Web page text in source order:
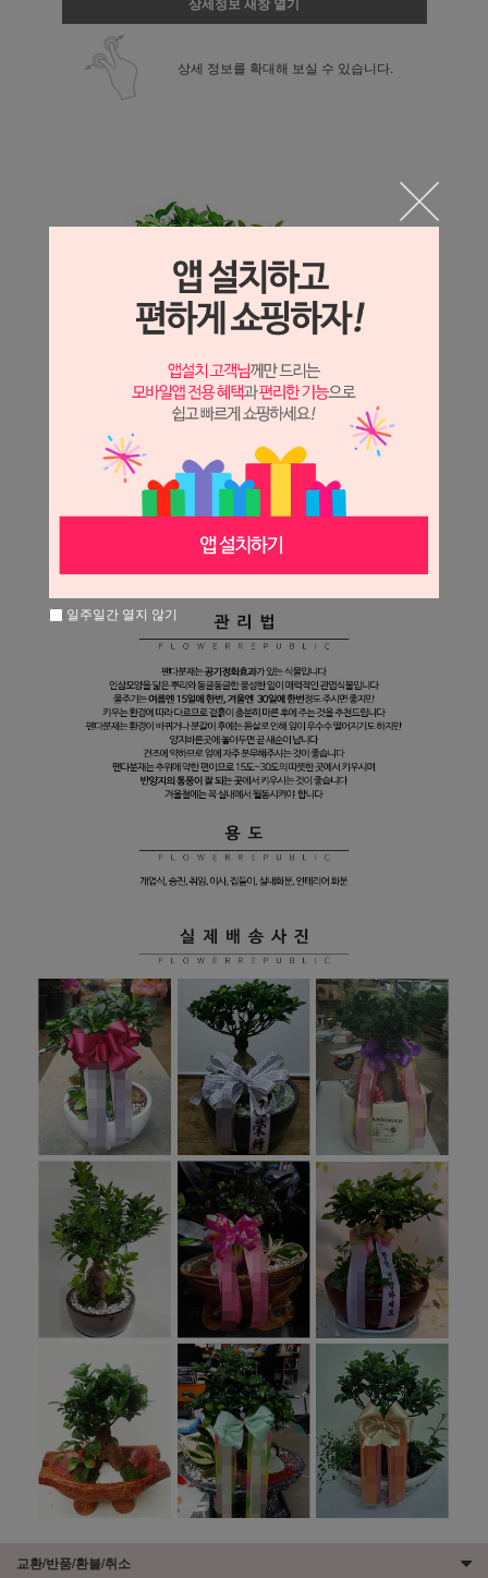
상세 정보를 확대해 보실 수 있습니다.
교환/반품/환불/취소
일주일간 열지 않기